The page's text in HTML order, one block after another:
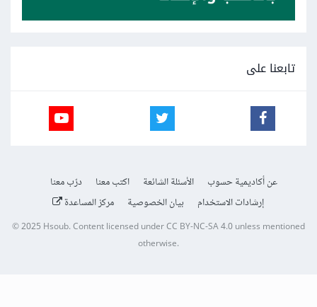
تابعنا على
عن أكاديمية حسوب الأسئلة الشائعة اكتب معنا
درّب معنا
إرشادات الاستخدام
بيان الخصوصية مركز المساعدة
© 2025 Hsoub.Content licensed underCC BY-NC-SA 4.0unless mentioned
otherwise.